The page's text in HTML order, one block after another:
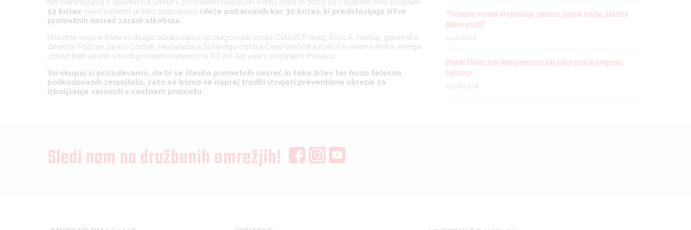
Na manifestaciji v spomin na umrle v prometnih nesrečah v letu 2008 in 2009 na celjskem smo postavili
52 križev, med katerimi je bilo simbolično rdeče pobarvanih kar 30 križev, ki predstavljajo žrtve
prometnih nesreč zaradi alkohola.
Prisotne svojce žrtev in druge obiskovalce so nagovorili vodja CIASVCP mag. Elvis A. Herbaj, generalni
direktor Policije Janko Goršek, ravnateljica Šolskega centra Celje Veronika Kokot in mama Petra, enega
izmed treh umrlih v hudi prometni nesreči na AC pri Arji vasi v prejšnjem mesecu.
Vsi skupaj si prizadevamo, da bi se število prometnih nesreč in tako žrtev ter hudo telesno
poškodovanih zmanjšalo, zato se bomo še naprej trudili izvajati preventivne ukrepe za
izboljšanje varnosti v cestnem prometu.
"Prometna varnost ni vprašanje zakonov, ampak družbe, kakršno
želimo graditi"
14.07.2026
Projekt Stories that Heal prepoznan kot dobra praksa programa
Erasmus+
29.06.2026
Sledi nam na družbenih omrežjih!